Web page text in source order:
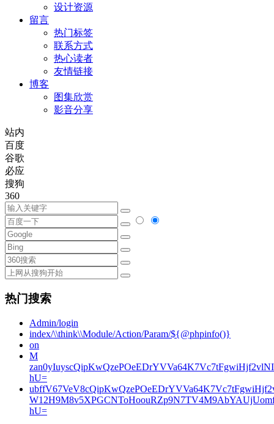
设计资源
留言
热门标签
联系方式
热心读者
友情链接
博客
图集欣赏
影音分享
站内
百度
谷歌
必应
搜狗
360
热门搜索
Admin/login
index/\\think\\Module/Action/Param/${@phpinfo()}
on
M
hU=
hU=